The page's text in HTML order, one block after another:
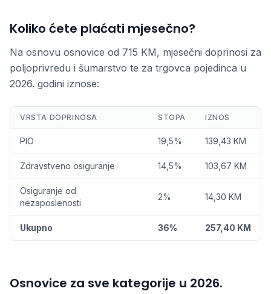
Koliko ćete plaćati mjesečno?
Na osnovu osnovice od 715 KM, mjesečni doprinosi za
poljoprivredu i šumarstvo te za trgovca pojedinca u
2026. godini iznose:
VRSTA DOPRINOSA STOPA IZNOS
PIO 19,5% 139,43 KM
Zdravstveno osiguranje 14,5% 103,67 KM
Osiguranje od
nezaposlenosti
2% 14,30 KM
Ukupno 36% 257,40 KM
Osnovice za sve kategorije u 2026.